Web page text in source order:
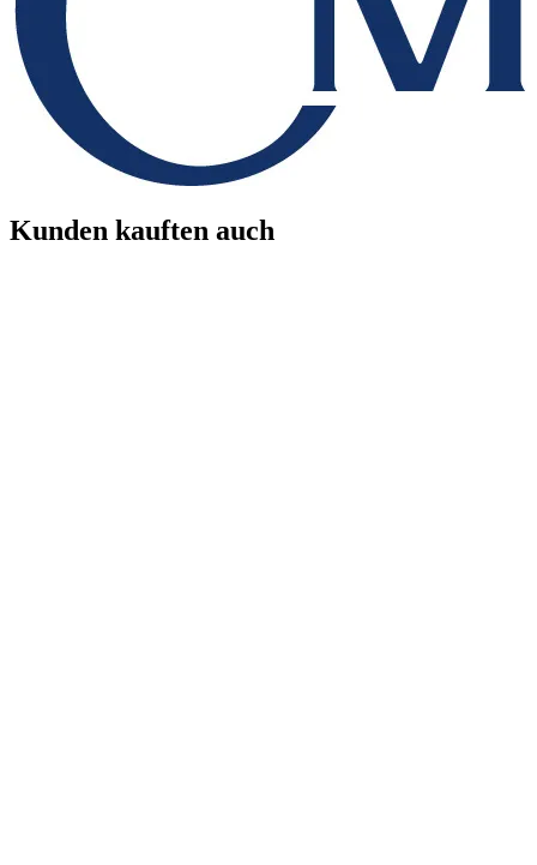
Kunden kauften auch